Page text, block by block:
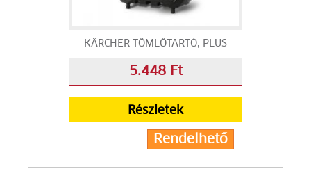
KÄRCHER TÖMLŐTARTÓ, PLUS
5.448 Ft
Részletek
Rendelhető